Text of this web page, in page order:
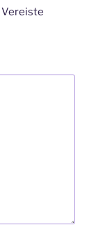
Vereiste